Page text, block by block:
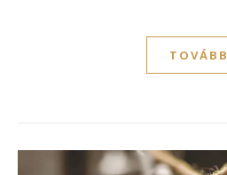
TOVÁBB